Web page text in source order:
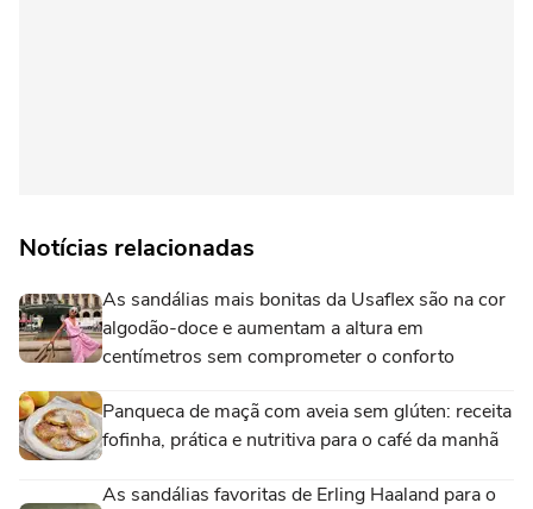
Notícias relacionadas
As sandálias mais bonitas da Usaflex são na cor
algodão-doce e aumentam a altura em
centímetros sem comprometer o conforto
Panqueca de maçã com aveia sem glúten: receita
fofinha, prática e nutritiva para o café da manhã
As sandálias favoritas de Erling Haaland para o